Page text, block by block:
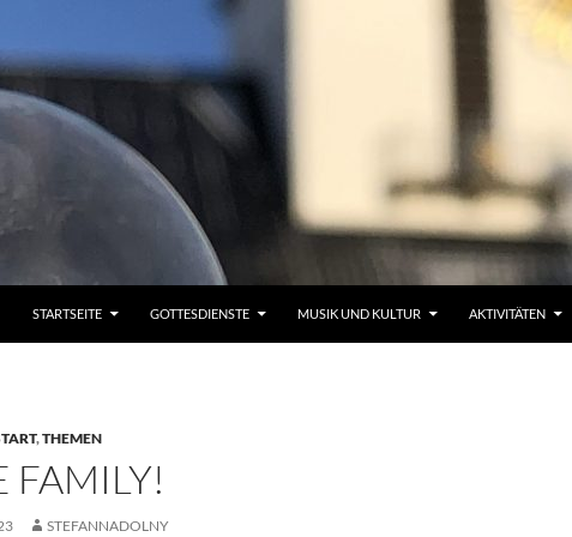
STARTSEITE GOTTESDIENSTE MUSIK UND KULTUR AKTIVITÄTEN
,THEMEN
FAMILY!
STEFANNADOLNY